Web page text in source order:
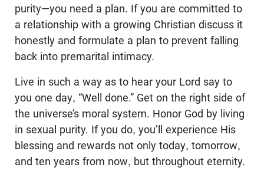
purity—you need a plan. If you are committed to
a relationship with a growing Christian discuss it
honestly and formulate a plan to prevent falling
back into premarital intimacy.
Live in such a way as to hear your Lord say to
you one day, “Well done.” Get on the right side of
the universe’s moral system. Honor God by living
in sexual purity. If you do, you’ll experience His
blessing and rewards not only today, tomorrow,
and ten years from now, but throughout eternity.